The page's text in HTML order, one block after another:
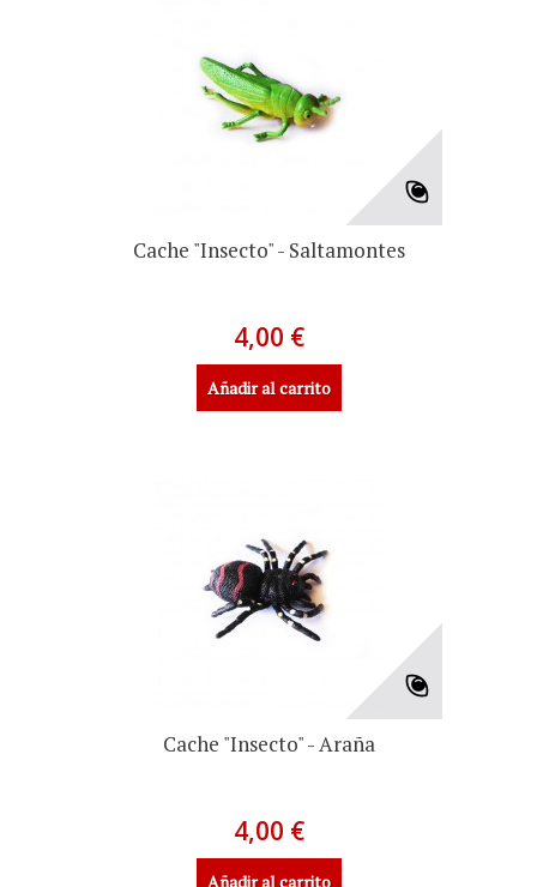
Cache "Insecto" - Saltamontes
4,00 €
Añadir al carrito
Cache "Insecto" - Araña
4,00 €
Añadir al carrito